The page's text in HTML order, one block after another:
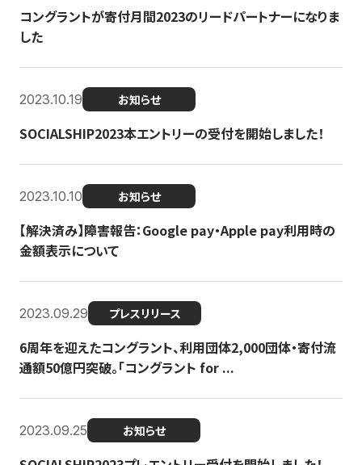
コングラントが寄付月間2023のリードパートナーになりま
した
2023.10.19 お知らせ
SOCIALSHIP2023本エントリーの受付を開始しました！
2023.10.10 お知らせ
【解決済み】障害報告：Google pay・Apple pay利用時の
金額表示について
2023.09.29 プレスリリース
6周年を迎えたコングラント、利用団体2,000団体・寄付流
通額50億円突破。「コングラント for ...
2023.09.25 お知らせ